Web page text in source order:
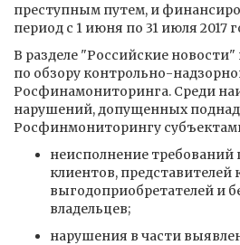
преступным путем, и
период с 1 июня по 31 июля 2017
В разделе "Российские
по обзору контрольно-
Росфинамониторинга. Среди
нарушений, допущенных
Росфинмониторингу
неисполнение
клиентов, представителей
выгодоприобретателей и
владельцев;
нарушения в части